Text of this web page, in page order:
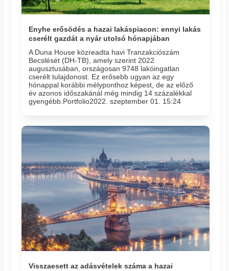
Enyhe erősödés a hazai lakáspiacon: ennyi lakás
cserélt gazdát a nyár utolsó hónapjában
A Duna House közreadta havi Tranzakciószám
Becslését (DH-TB), amely szerint 2022
augusztusában, országosan 9748 lakóingatlan
cserélt tulajdonost. Ez erősebb ugyan az egy
hónappal korábbi mélyponthoz képest, de az előző
év azonos időszakánál még mindig 14 százalékkal
gyengébb.Portfolio2022. szeptember 01. 15:24
Visszaesett az adásvételek száma a hazai